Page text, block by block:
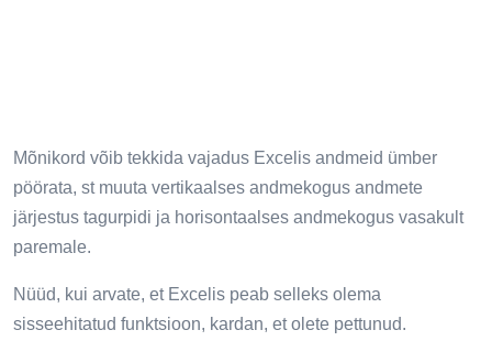
Mõnikord võib tekkida vajadus Excelis andmeid ümber
pöörata, st muuta vertikaalses andmekogus andmete
järjestus tagurpidi ja horisontaalses andmekogus vasakult
paremale.
Nüüd, kui arvate, et Excelis peab selleks olema
sisseehitatud funktsioon, kardan, et olete pettunud.